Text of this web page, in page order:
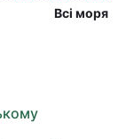
Всі моря